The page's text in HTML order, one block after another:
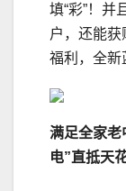
填“彩”！并
户，还能
福利，全新
满足全家老
电”直抵天